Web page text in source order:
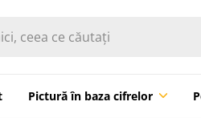
Pictură în baza cifrelor